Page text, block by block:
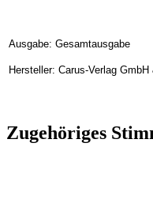
Ausgabe: Gesamtausgabe
Hersteller: Carus-Verlag
Zugehöriges